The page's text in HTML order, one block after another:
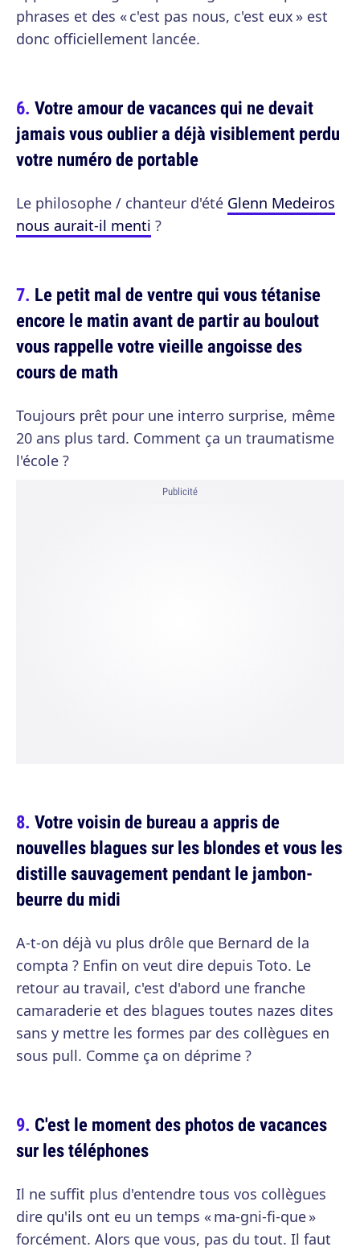
phrases et des « c'est pas nous, c'est eux » est
donc officiellement lancée.
Votre amour de vacances qui ne devait
jamais vous oublier a déjà visiblement perdu
votre numéro de portable
Le philosophe / chanteur d'été Glenn Medeiros
nous aurait-il menti ?
Le petit mal de ventre qui vous tétanise
encore le matin avant de partir au boulout
vous rappelle votre vieille angoisse des
cours de math
Toujours prêt pour une interro surprise, même
20 ans plus tard. Comment ça un traumatisme
l'école ?
Publicité
Votre voisin de bureau a appris de
nouvelles blagues sur les blondes et vous les
distille sauvagement pendant le jambon-
beurre du midi
A-t-on déjà vu plus drôle que Bernard de la
compta ? Enfin on veut dire depuis Toto. Le
retour au travail, c'est d'abord une franche
camaraderie et des blagues toutes nazes dites
sans y mettre les formes par des collègues en
sous pull. Comme ça on déprime ?
C'est le moment des photos de vacances
sur les téléphones
Il ne suffit plus d'entendre tous vos collègues
dire qu'ils ont eu un temps « ma-gni-fi-que »
forcément. Alors que vous, pas du tout. Il faut